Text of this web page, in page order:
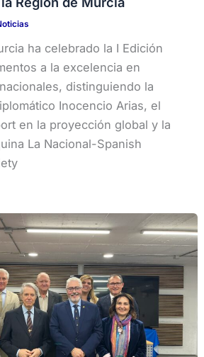
ha celebrado la I Edición
a la excelencia en
distinguiendo la
Inocencio Arias, el
en la proyección global y la
La Nacional-Spanish